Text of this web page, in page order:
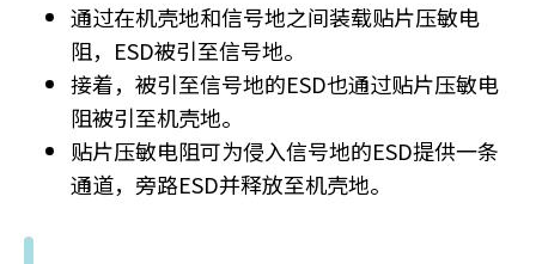
通过在机壳地和信号地之间装载贴片压敏电
阻，ESD被引至信号地。
接着，被引至信号地的ESD也通过贴片压敏电
阻被引至机壳地。
贴片压敏电阻可为侵入信号地的ESD提供一条
通道，旁路ESD并释放至机壳地。